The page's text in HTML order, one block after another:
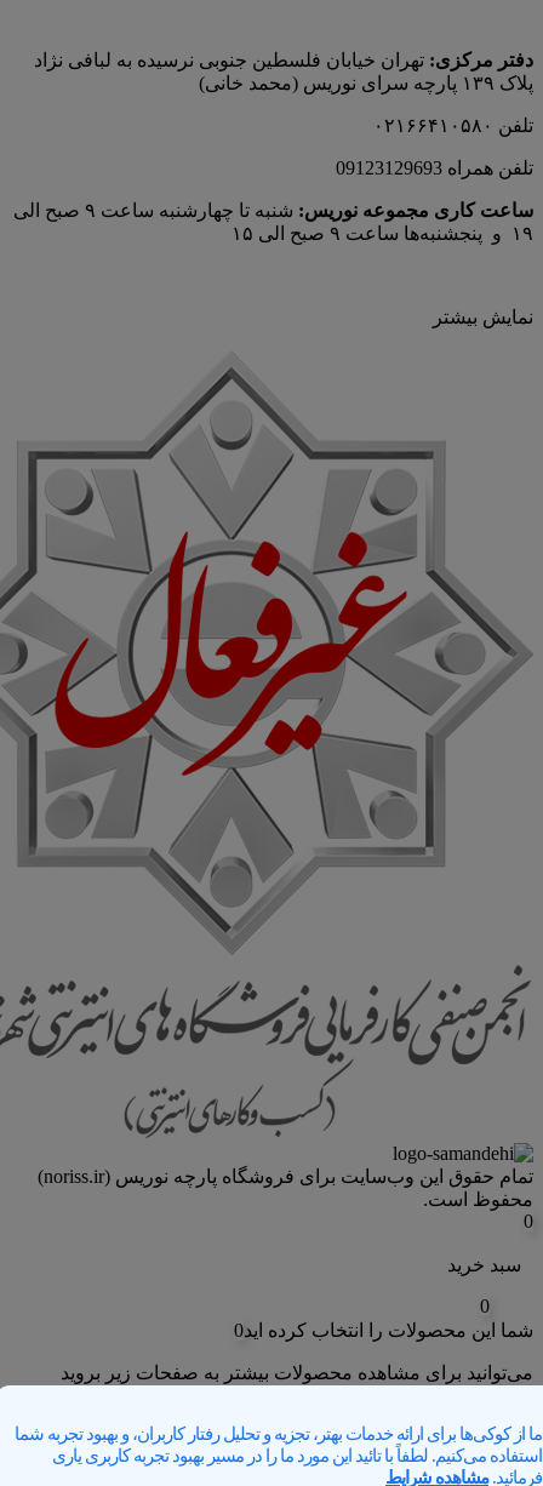
دفتر مرکزی: تهران خیابان فلسطین جنوبی نرسیده به لبافی نژاد
پلاک ۱۳۹ پارچه‌ سرای نوريس (محمد خانی)
تلفن ۰۲۱۶۶۴۱۰۵۸۰
تلفن همراه 09123129693
ساعت کاری مجموعه نوریس:
شنبه تا چهارشنبه ساعت ۹ صبح الی
۱۹ و پنجشنبه‌ها ساعت ۹ صبح الی ۱۵
نمایش بیشتر
تمام حقوق اين وب‌سايت برای فروشگاه پارچه نوریس (noriss.ir)
محفوظ است.
ما از کوکی‌ها برای ارائه خدمات بهتر، تجزیه و تحلیل رفتار کاربران، و بهبود تجربه شما
استفاده می‌کنیم. لطفاً با تائید این مورد ما را در مسیر بهبود تجربه کاربری یاری
فرمائید.مشاهده شرایط
0
سبد خرید
0
شما این محصولات را انتخاب کرده اید0
می‌توانید برای مشاهده محصولات بیشتر به صفحات زیر بروید
بازگشت به فروشگاه